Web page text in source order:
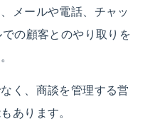
メールや電話、チャッ
の顧客とのやり取りを
く、商談を管理する営
あります。